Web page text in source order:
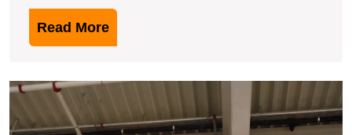
Read MoreRead
More